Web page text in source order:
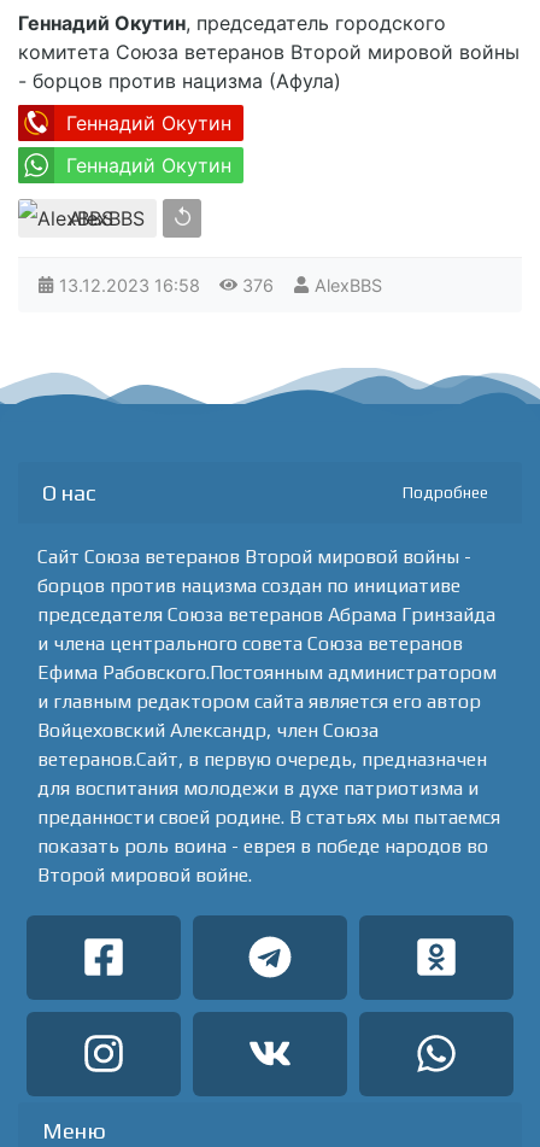
Геннадий Окутин, председатель городского
комитета Союза ветеранов Второй мировой войны
- борцов против нацизма (Афула)
Геннадий Окутин
Геннадий Окутин
AlexBBS ↺
13.12.2023 16:58 376 AlexBBS
О нас Подробнее
Сайт Союза ветеранов Второй мировой войны -
борцов против нацизма создан по инициативе
председателя Союза ветеранов Абрама Гринзайда
и члена центрального совета Союза ветеранов
Ефима Рабовского.Постоянным администратором
и главным редактором сайта является его автор
Войцеховский Александр, член Союза
ветеранов.Сайт, в первую очередь, предназначен
для воспитания молодежи в духе патриотизма и
преданности своей родине. В статьях мы пытаемся
показать роль воина - еврея в победе народов во
Второй мировой войне.
Меню